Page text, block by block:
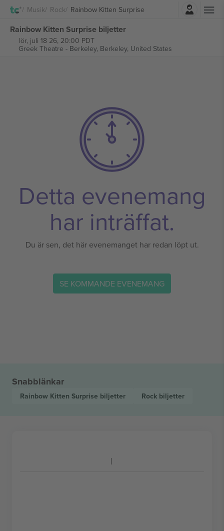
Musik Rock Rainbow Kitten Surprise
Logga in
Rainbow Kitten Surprise biljetter
lör, juli 18 26, 20:00 PDT
Greek Theatre - Berkeley, Berkeley, United States
Detta evenemang
har inträffat.
Du är sen, det här evenemanget har redan löpt ut.
SE KOMMANDE EVENEMANG
Snabblänkar
Rainbow Kitten Surprise biljetter Rock biljetter